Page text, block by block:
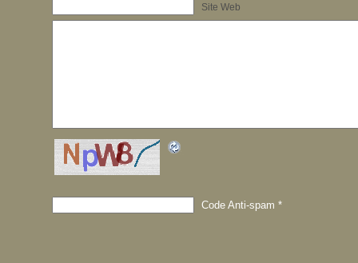
Site Web
Code Anti-spam *